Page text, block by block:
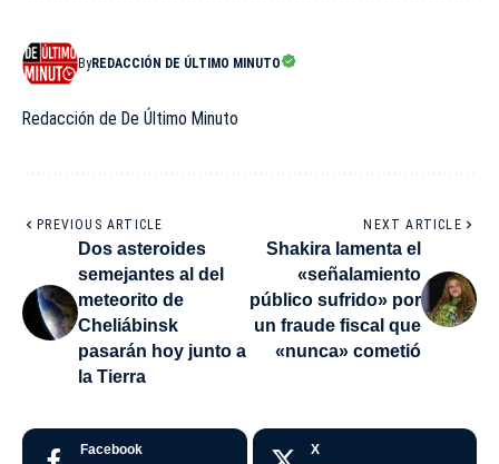
ByREDACCIÓN DE ÚLTIMO MINUTO
Redacción de De Último Minuto
PREVIOUS ARTICLE
Dos asteroides
semejantes al del
meteorito de
Cheliábinsk
pasarán hoy junto a
la Tierra
NEXT ARTICLE
Shakira lamenta el
«señalamiento
público sufrido» por
un fraude fiscal que
«nunca» cometió
Facebook X